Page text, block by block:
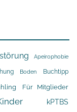
Apeirophobie
Boden Buchtipp
Für Mitglieder
kPTBS